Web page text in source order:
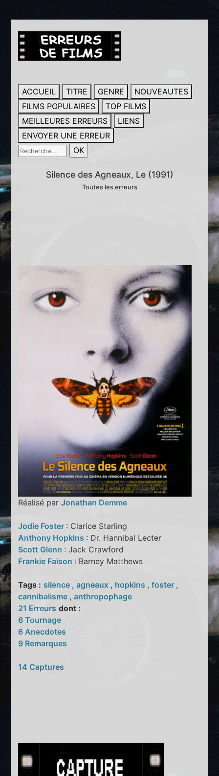
ACCUEIL TITRE GENRE
NOUVEAUTES
FILMS POPULAIRES
TOP FILMS
MEILLEURES ERREURS
LIENS
ENVOYER UNE ERREUR
Silence des Agneaux, Le (1991)
Toutes les erreurs
Réalisé parJonathan Demme
Jodie Foster : Clarice Starling
Anthony Hopkins : Dr. Hannibal Lecter
Scott Glenn : Jack Crawford
Frankie Faison : Barney Matthews
Tags : silence ,agneaux , hopkins ,foster ,
cannibalisme ,anthropophage
21 Erreurs dont :
6 Tournage
6 Anecdotes
9 Remarques
14 Captures